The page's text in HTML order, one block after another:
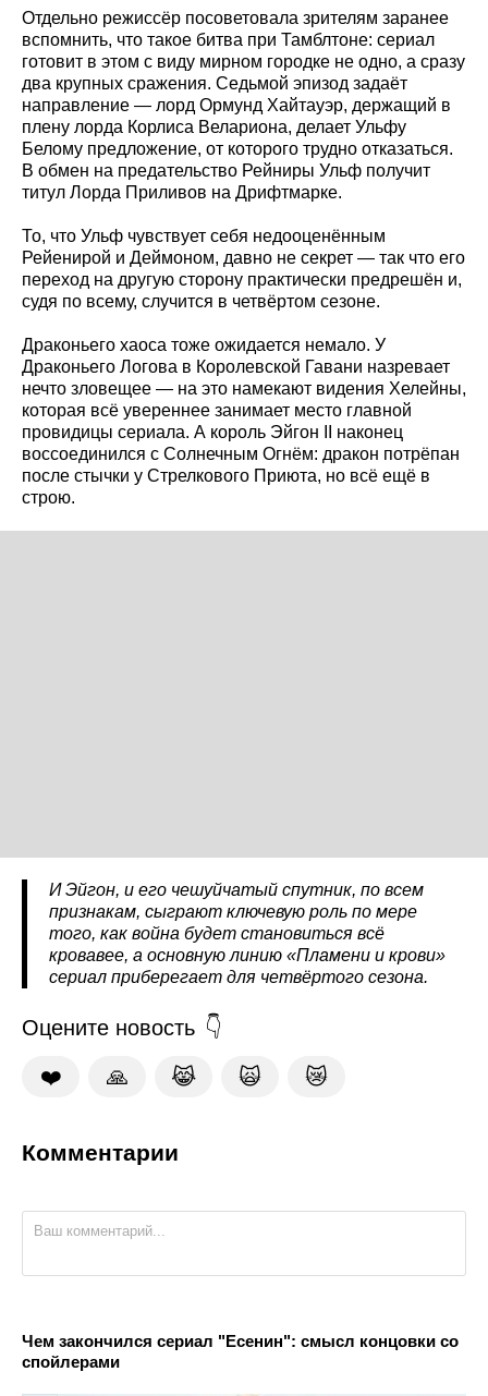
Отдельно режиссёр посоветовала зрителям заранее
вспомнить, что такое битва при Тамблтоне: сериал
готовит в этом с виду мирном городке не одно, а сразу
два крупных сражения. Седьмой эпизод задаёт
направление — лорд Ормунд Хайтауэр, держащий в
плену лорда Корлиса Велариона, делает Ульфу
Белому предложение, от которого трудно отказаться.
В обмен на предательство Рейниры Ульф получит
титул Лорда Приливов на Дрифтмарке.
То, что Ульф чувствует себя недооценённым
Рейенирой и Деймоном, давно не секрет — так что его
переход на другую сторону практически предрешён и,
судя по всему, случится в четвёртом сезоне.
Драконьего хаоса тоже ожидается немало. У
Драконьего Логова в Королевской Гавани назревает
нечто зловещее — на это намекают видения Хелейны,
которая всё увереннее занимает место главной
провидицы сериала. А король Эйгон II наконец
воссоединился с Солнечным Огнём: дракон потрёпан
после стычки у Стрелкового Приюта, но всё ещё в
строю.
И Эйгон, и его чешуйчатый спутник, по всем
признакам, сыграют ключевую роль по мере
того, как война будет становиться всё
кровавее, а основную линию «Пламени и крови»
сериал приберегает для четвёртого сезона.
Оцените новость
❤️ 🙏 😹 🙀 😿
Комментарии
Чем закончился сериал "Есенин": смысл концовки со
спойлерами